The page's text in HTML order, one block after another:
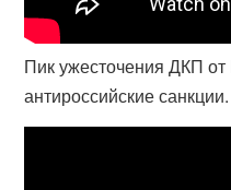
Пик ужесточения ДКП
антироссийские